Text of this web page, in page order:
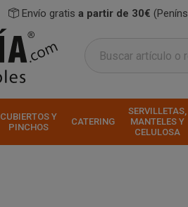
Envío gratis a partir de 30€
CUBIERTOS Y
PINCHOS
CATERING
SERVILLETAS,
MANTELES Y
CELULOSA